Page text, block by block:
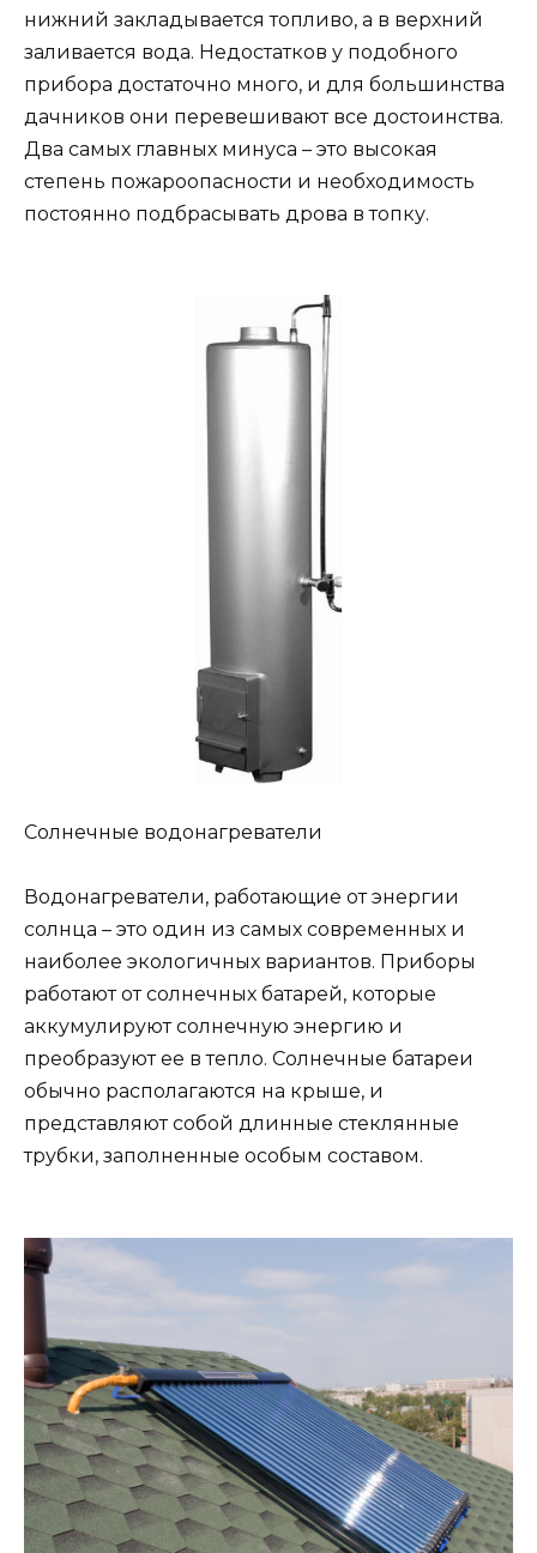
нижний закладывается топливо, а в верхний
заливается вода. Недостатков у подобного
прибора достаточно много, и для большинства
дачников они перевешивают все достоинства.
Два самых главных минуса – это высокая
степень пожароопасности и необходимость
постоянно подбрасывать дрова в топку.
Солнечные водонагреватели
Водонагреватели, работающие от энергии
солнца – это один из самых современных и
наиболее экологичных вариантов. Приборы
работают от солнечных батарей, которые
аккумулируют солнечную энергию и
преобразуют ее в тепло. Солнечные батареи
обычно располагаются на крыше, и
представляют собой длинные стеклянные
трубки, заполненные особым составом.